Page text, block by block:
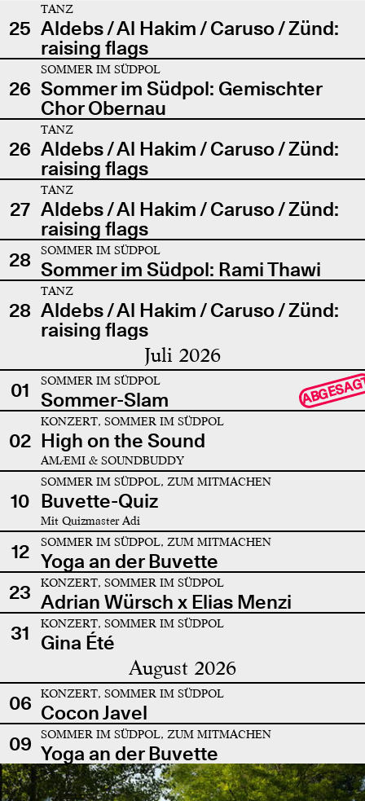
25
TANZ
Aldebs / Al Hakim / Caruso / Zünd:
raising flags
26
SOMMER IM SÜDPOL
Sommer im Südpol: Gemischter
Chor Obernau
26
TANZ
Aldebs / Al Hakim / Caruso / Zünd:
raising flags
27
TANZ
Aldebs / Al Hakim / Caruso / Zünd:
raising flags
28
SOMMER IM SÜDPOL
Sommer im Südpol: Rami Thawi
28
TANZ
Aldebs / Al Hakim / Caruso / Zünd:
raising flags
Juli 2026
01 SOMMER IM SÜDPOL
Sommer-Slam
02
KONZERT, SOMMER IM SÜDPOL
High on the Sound
AMÆMI & SOUNDBUDDY
10
SOMMER IM SÜDPOL, ZUM MITMACHEN
Buvette-Quiz
Mit Quizmaster Adi
12 SOMMER IM SÜDPOL, ZUM MITMACHEN
Yoga an der Buvette
23
KONZERT, SOMMER IM SÜDPOL
Adrian Würsch x Elias Menzi
31
KONZERT, SOMMER IM SÜDPOL
Gina Été
August 2026
06 KONZERT, SOMMER IM SÜDPOL
Cocon Javel
09
SOMMER IM SÜDPOL, ZUM MITMACHEN
Yoga an der Buvette